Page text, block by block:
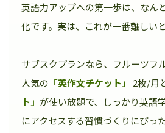
英語力アップへの第一歩は、なん
化です。実は、これが一番難しい
サブスクプランなら、フルーツフ
人気の 「英作文チケット」 2枚/月
ト」 が使い放題で、しっかり英語
にアクセスする習慣づくりにぴっ